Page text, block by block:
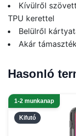
Kívülről
TPU kerettel
Belülről
Akár
Hasonló
Kifutó
1-2 munkanap